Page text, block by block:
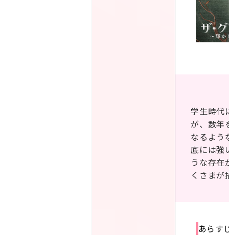
学生時代
が、数年
なるよう
底には強
うな存
くさま
あらす